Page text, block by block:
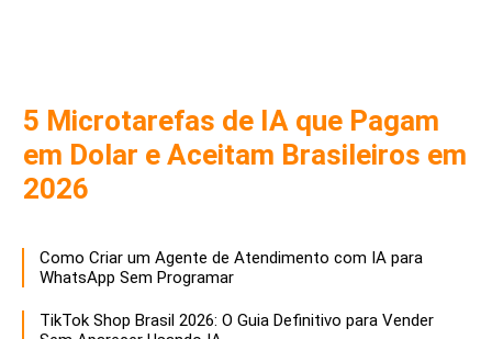
5 Microtarefas de IA que Pagam
em Dolar e Aceitam Brasileiros em
2026
Como Criar um Agente de Atendimento com IA para
WhatsApp Sem Programar
TikTok Shop Brasil 2026: O Guia Definitivo para Vender